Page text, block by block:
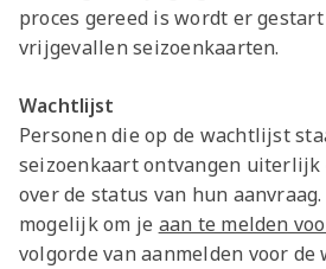
proces gereed is wordt er
vrijgevallen seizoenkaarten.
Wachtlijst
Personen die op de wachtlijst
seizoenkaart ontvangen
over de status van hun
mogelijk om je aan te melden
volgorde van aanmelden voor